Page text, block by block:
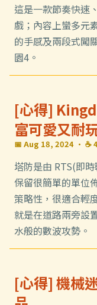
這是一款節奏快速
戲；內容上蠻多元
的手感及兩段式闖
園4。
[心得]
富可愛又耐
📅 Aug 18, 2024 · ☕
塔防是由 RTS(即
保留很簡單的單位
策略性，很適合輕
就是在道路兩旁設
水般的數波攻勢。
[心得] 機械